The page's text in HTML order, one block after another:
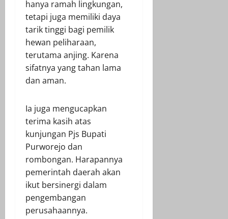
hanya ramah lingkungan,
tetapi juga memiliki daya
tarik tinggi bagi pemilik
hewan peliharaan,
terutama anjing. Karena
sifatnya yang tahan lama
dan aman.
Ia juga mengucapkan
terima kasih atas
kunjungan Pjs Bupati
Purworejo dan
rombongan. Harapannya
pemerintah daerah akan
ikut bersinergi dalam
pengembangan
perusahaannya.